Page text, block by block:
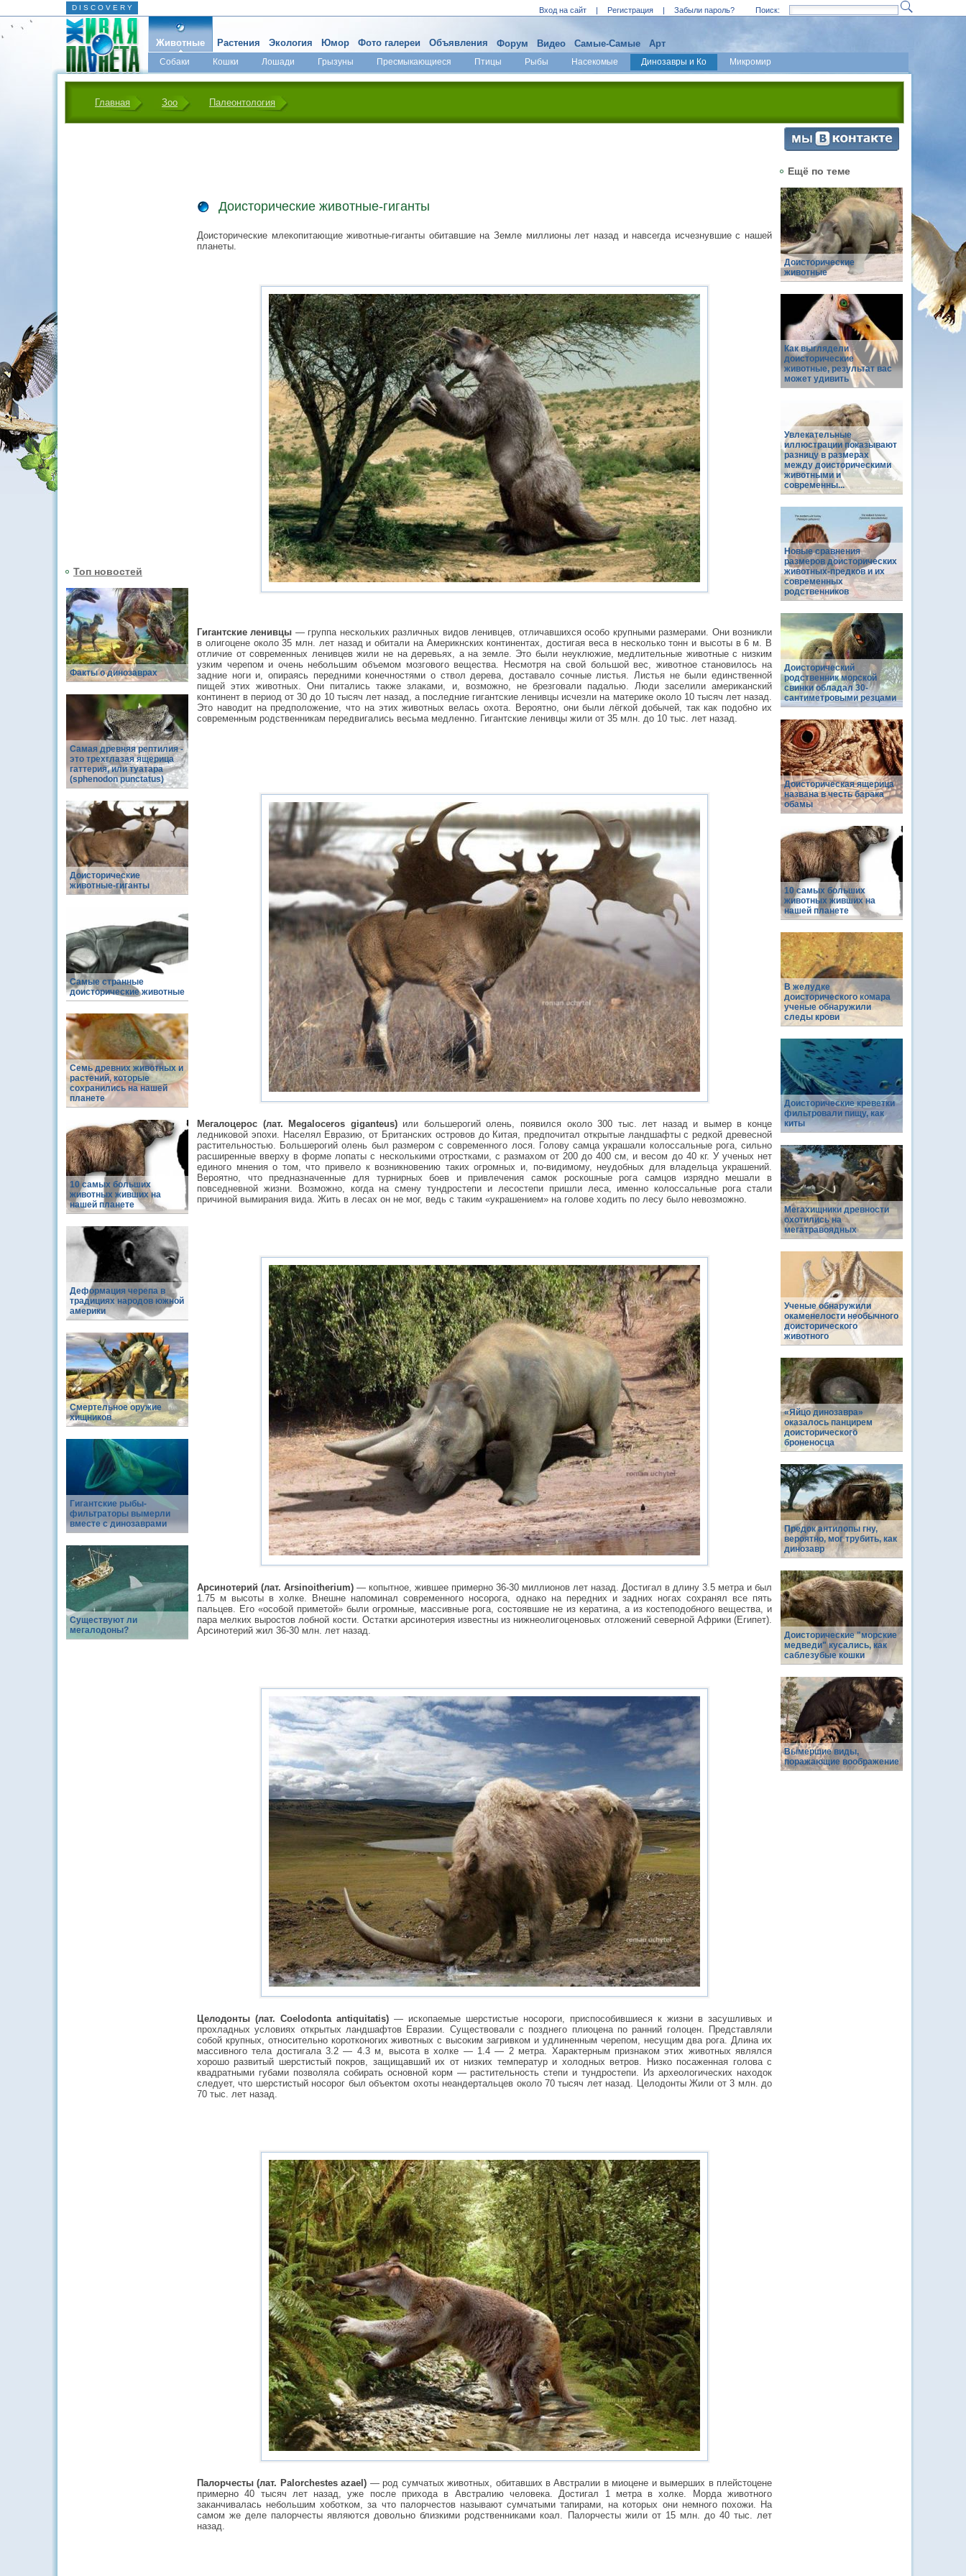
D I S C O V E R Y Вход на сайт | Регистрация | Забыли пароль? Поиск:
Животные
Собаки Кошки Лошади Грызуны Пресмыкающиеся Птицы Рыбы Насекомые Динозавры и Ко Микромир
Растения Экология Юмор Фото галереи Объявления Форум Видео Самые-Самые Арт
Главная Зоо Палеонтология
Топ новостей
Факты о динозаврах
Самая древняя рептилия -
это трехглазая ящерица
гаттерия, или туатара
(sphenodon punctatus)
Доисторические
животные-гиганты
Самые странные
доисторические животные
Семь древних животных и
растений, которые
сохранились на нашей
планете
10 самых больших
животных живших на
нашей планете
Деформация черепа в
традициях народов южной
америки
Смертельное оружие
хищников
Гигантские рыбы-
фильтраторы вымерли
вместе с динозаврами
Существуют ли
мегалодоны?
Доисторические животные-гиганты
Доисторические млекопитающие животные-гиганты обитавшие на Земле миллионы лет назад и навсегда исчезнувшие с нашей
планеты.
Гигантские ленивцы — группа нескольких различных видов ленивцев, отличавшихся особо крупными размерами. Они возникли
в олигоцене около 35 млн. лет назад и обитали на Америкнских континентах, достигая веса в несколько тонн и высоты в 6 м. В
отличие от современных ленивцев жили не на деревьях, а на земле. Это были неуклюжие, медлительные животные с низким
узким черепом и очень небольшим объемом мозгового вещества. Несмотря на свой большой вес, животное становилось на
задние ноги и, опираясь передними конечностями о ствол дерева, доставало сочные листья. Листья не были единственной
пищей этих животных. Они питались также злаками, и, возможно, не брезговали падалью. Люди заселили американский
континент в период от 30 до 10 тысяч лет назад, а последние гигантские ленивцы исчезли на материке около 10 тысяч лет назад.
Это наводит на предположение, что на этих животных велась охота. Вероятно, они были лёгкой добычей, так как подобно их
современным родственникам передвигались весьма медленно. Гигантские ленивцы жили от 35 млн. до 10 тыс. лет назад.
Мегалоцерос (лат. Megaloceros giganteus)или большерогий олень, появился около 300 тыс. лет назад и вымер в конце
ледниковой эпохи. Населял Евразию, от Британских островов до Китая, предпочитал открытые ландшафты с редкой древесной
растительностью. Большерогий олень был размером с современного лося. Голову самца украшали колоссальные рога, сильно
расширенные вверху в форме лопаты с несколькими отростками, с размахом от 200 до 400 см, и весом до 40 кг. У ученых нет
единого мнения о том, что привело к возникновению таких огромных и, по-видимому, неудобных для владельца украшений.
Вероятно, что предназначенные для турнирных боев и привлечения самок роскошные рога самцов изрядно мешали в
повседневной жизни. Возможно, когда на смену тундростепи и лесостепи пришли леса, именно колоссальные рога стали
причиной вымирания вида. Жить в лесах он не мог, ведь с таким «украшением» на голове ходить по лесу было невозможно.
Арсинотерий (лат. Arsinoitherium) — копытное, жившее примерно 36-30 миллионов лет назад. Достигал в длину 3.5 метра и был
1.75 м высоты в холке. Внешне напоминал современного носорога, однако на передних и задних ногах сохранял все пять
пальцев. Его «особой приметой» были огромные, массивные рога, состоявшие не из кератина, а из костеподобного вещества, и
пара мелких выростов лобной кости. Остатки арсинотерия известны из нижнеолигоценовых отложений северной Африки (Египет).
Арсинотерий жил 36-30 млн. лет назад.
Целодонты (лат. Coelodonta antiquitatis) — ископаемые шерстистые носороги, приспособившиеся к жизни в засушливых и
прохладных условиях открытых ландшафтов Евразии. Существовали с позднего плиоцена по ранний голоцен. Представляли
собой крупных, относительно коротконогих животных с высоким загривком и удлиненным черепом, несущим два рога. Длина их
массивного тела достигала 3.2 — 4.3 м, высота в холке — 1.4 — 2 метра. Характерным признаком этих животных являлся
хорошо развитый шерстистый покров, защищавший их от низких температур и холодных ветров. Низко посаженная голова с
квадратными губами позволяла собирать основной корм — растительность степи и тундростепи. Из археологических находок
следует, что шерстистый носорог был объектом охоты неандертальцев около 70 тысяч лет назад. Целодонты Жили от 3 млн. до
70 тыс. лет назад.
Палорчесты (лат. Palorchestes azael) — род сумчатых животных, обитавших в Австралии в миоцене и вымерших в плейстоцене
примерно 40 тысяч лет назад, уже после прихода в Австралию человека. Достигал 1 метра в холке. Морда животного
заканчивалась небольшим хоботком, за что палорчестов называют сумчатыми тапирами, на которых они немного похожи. На
самом же деле палорчесты являются довольно близкими родственниками коал. Палорчесты жили от 15 млн. до 40 тыс. лет
назад.
Ещё по теме
Доисторические
животные
Как выглядели
доисторические
животные, результат вас
может удивить
Увлекательные
иллюстрации показывают
разницу в размерах
между доисторическими
животными и
современны...
Новые сравнения
размеров доисторических
животных-предков и их
современных
родственников
Доисторический
родственник морской
свинки обладал 30-
сантиметровыми резцами
Доисторическая ящерица
названа в честь барака
обамы
10 самых больших
животных живших на
нашей планете
В желудке
доисторического комара
ученые обнаружили
следы крови
Доисторические креветки
фильтровали пищу, как
киты
Мегахищники древности
охотились на
мегатравоядных
Ученые обнаружили
окаменелости необычного
доисторического
животного
«Яйцо динозавра»
оказалось панцирем
доисторического
броненосца
Предок антилопы гну,
вероятно, мог трубить, как
динозавр
Доисторические "морские
медведи" кусались, как
саблезубые кошки
Вымершие виды,
поражающие воображение